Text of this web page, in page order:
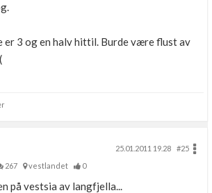
er 3 og en halv hittil. Burde være flust av
25.01.2011 19.28
#25
267
vestlandet 0
på vestsia av langfjella...